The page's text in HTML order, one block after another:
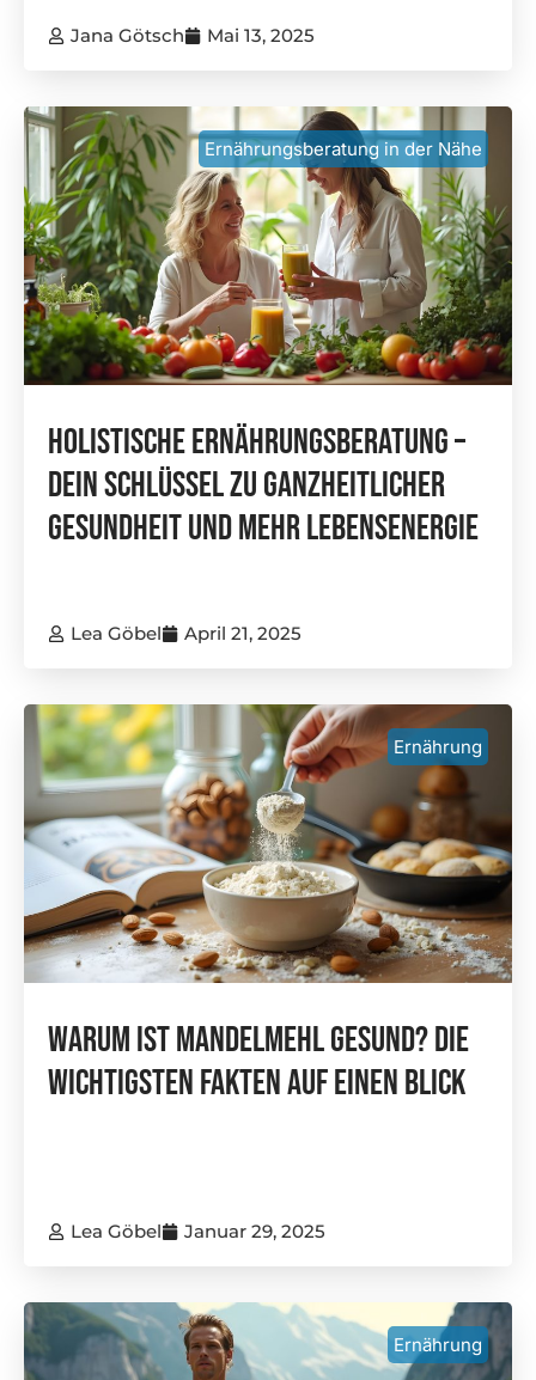
Jana Götsch Mai 13, 2025
Ernährungsberatung in der Nähe
Holistische Ernährungsberatung –
Dein Schlüssel Zu Ganzheitlicher
Gesundheit Und Mehr Lebensenergie
Lea Göbel April 21, 2025
Ernährung
Warum Ist Mandelmehl Gesund? Die
Wichtigsten Fakten Auf Einen Blick
Lea Göbel Januar 29, 2025
Ernährung